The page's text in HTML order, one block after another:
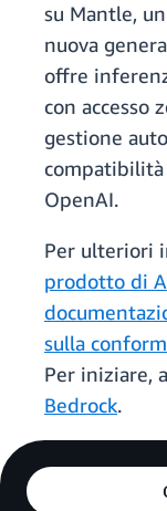
su Mantle,
nuova
offre
con accesso
gestione
compatibilità
OpenAI.
Per ulteriori
prodotto di
sulla
Per iniziare,
Bedrock.